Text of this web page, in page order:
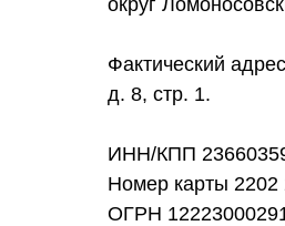
округ
Фактический
д. 8, стр. 1.
ИНН/КПП
Номер карты 2202
ОГРН